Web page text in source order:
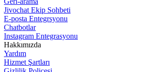
Jivochat Ekip Sohbeti
E-posta Entegrsyonu
Chatbotlar
Instagram Entegrasyonu
Hakkımızda
Yardım
Hizmet Şartları